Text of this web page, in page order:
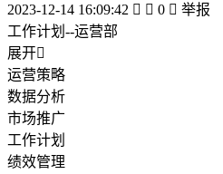
2023-12-14 16:09:42   0  举报
工作计划--运营部
展开
运营策略
数据分析
市场推广
工作计划
绩效管理